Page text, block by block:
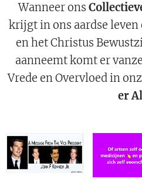
Wanneer ons
krijgt in ons aardse leven
en het Christus
aanneemt komt er
Vrede en Overvloed in
er